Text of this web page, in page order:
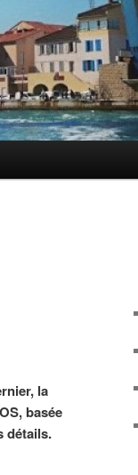
la
basée
détails.